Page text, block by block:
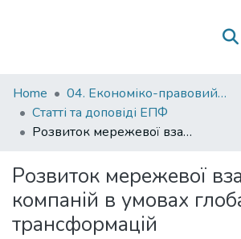
Communities
&
Collections
Statistics
Home
04. Економіко-правовий факультет
Статті та доповіді ЕПФ
Розвиток мережевої взаємодії компаній в умовах глобальних трансформацій
Розвиток мережевої
компаній в умовах
трансформацій